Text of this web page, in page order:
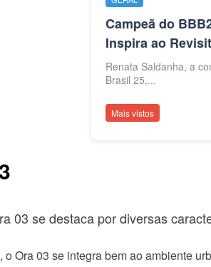
Campeã do
Inspira ao
Renata Saldanha, a
Brasil 25,...
Mais vistos
03 se destaca por diversas
Ora 03 se integra bem ao ambiente